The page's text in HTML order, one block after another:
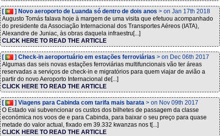
[ ] Novo aeroporto de Luanda só dentro de dois anos > on Jan 17th 2018
Augusto Tomás falava hoje à margem de uma visita que efetuou acompanhado
do presidente da Associação Internacional dos Transportes Aéreos (IATA),
Alexandre de Juniac, às obras daquela infraestru[...]
CLICK HERE TO READ THE ARTICLE
[ ] Check-in aeroportuário em estações ferroviárias > on Dec 06th 2017
Algumas das seis novas estações ferroviárias multifuncionais vão ter áreas
reservadas a serviços de check-in e migratórios para quem viajar de avião a
partir do novo Aeroporto Internacional de[...]
CLICK HERE TO READ THE ARTICLE
[ ] Viagens para Cabinda com tarifa mais barata > on Nov 09th 2017
O Estado vai subvencionar os custos dos bilhetes de passagem da classe
económica nos voos de e para Cabinda, para baixar o seu preço para quase
metade do valor actual, fixado em 39.332 kwanzas nos t[...]
CLICK HERE TO READ THE ARTICLE